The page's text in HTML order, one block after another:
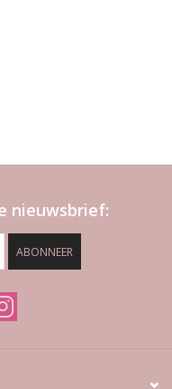
nieuwsbrief:
ABONNEER